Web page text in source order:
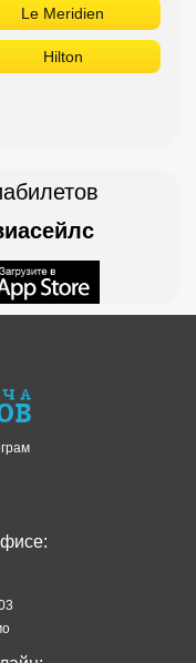
Le Meridien
Hilton